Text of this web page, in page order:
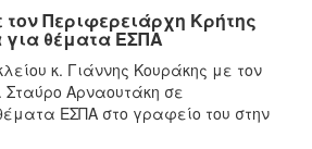
Περιφερειάρχη Κρήτης
για θέματα ΕΣΠΑ
κ. Γιάννης Κουράκης με τον
Αρναουτάκη σε
ΕΣΠΑ στο γραφείο του στην